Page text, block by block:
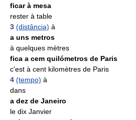
ficar à mesa
rester à table
3 (distância) à
a uns metros
à quelques mètres
fica a cem quilómetros de Paris
c'est à cent kilomètres de Paris
4 (tempo) à
dans
a dez de Janeiro
le dix Janvier